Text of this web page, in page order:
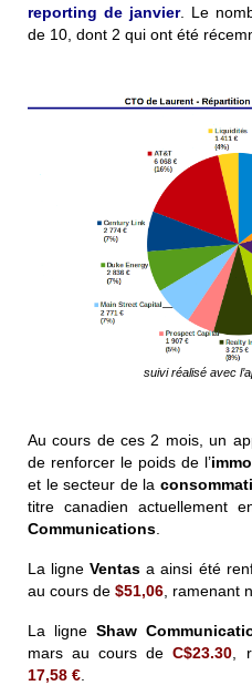
reporting de janvier. Le
de 10, dont 2 qui ont été
suivi réalisé avec
Au cours de ces 2 mois, un
de renforcer le poids de l’
et le secteur de la
titre canadien actuellement
Communications.
La ligneVentas a ainsi été
au cours de $51,06, ramenant
La ligne Shaw
mars au cours deC$23.30,
17,58 €.